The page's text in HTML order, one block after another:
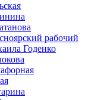
рабочий
Годенко